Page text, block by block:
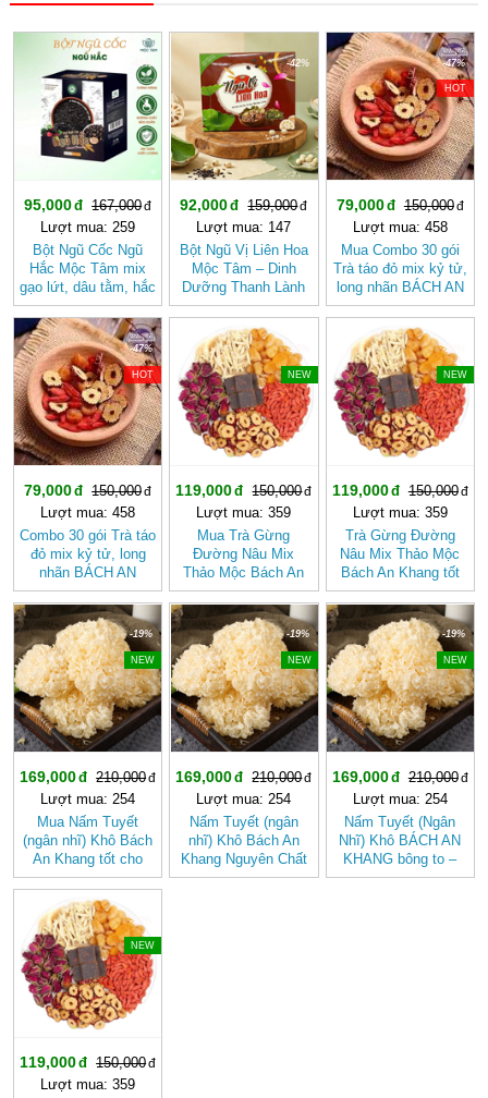
-43%
95,000
167,000
Lượt mua: 259
Bột Ngũ Cốc Ngũ
Hắc Mộc Tâm mix
gạo lứt, dâu tằm, hắc
kỷ tử, mè đen, đậu
đen
-42%
92,000
159,000
Lượt mua: 147
Bột Ngũ Vị Liên Hoa
Mộc Tâm – Dinh
Dưỡng Thanh Lành
Từ Gạo Lứt Và Hạt
Sen
-47%
HOT
79,000
150,000
Lượt mua: 458
Mua Combo 30 gói
Trà táo đỏ mix kỷ tử,
long nhãn BÁCH AN
KHANG - Trà Thảo
Mộc , Ngủ Ngon
-47%
HOT
79,000
150,000
Lượt mua: 458
Combo 30 gói Trà táo
đỏ mix kỷ tử, long
nhãn BÁCH AN
KHANG
-20%
NEW
119,000
150,000
Lượt mua: 359
Mua Trà Gừng
Đường Nâu Mix
Thảo Mộc Bách An
Khang – Thơm Ấm
Tự Nhiên, Dễ Uống
-20%
NEW
119,000
150,000
Lượt mua: 359
Trà Gừng Đường
Nâu Mix Thảo Mộc
Bách An Khang tốt
cho sức khỏe, dễ
uống
-19%
NEW
169,000
210,000
Lượt mua: 254
Mua Nấm Tuyết
(ngân nhĩ) Khô Bách
An Khang tốt cho
sức khỏe
-19%
NEW
169,000
210,000
Lượt mua: 254
Nấm Tuyết (ngân
nhĩ) Khô Bách An
Khang Nguyên Chất
-19%
NEW
169,000
210,000
Lượt mua: 254
Nấm Tuyết (Ngân
Nhĩ) Khô BÁCH AN
KHANG bông to –
Dưỡng Nhan, Nấu
-20%
NEW
119,000
150,000
Lượt mua: 359